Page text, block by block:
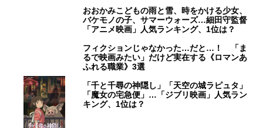
おおかみこどもの雨と雪、時をかける少女、
バケモノの子、サマーウォーズ…細田守監督
「アニメ映画」人気ランキング、1位は？
フィクションじゃなかった…だと…！ 「ま
るで映画みたい」だけど実在する《ロマンあ
ふれる職業》3選
「千と千尋の神隠し」「天空の城ラピュタ」
「魔女の宅急便」…「ジブリ映画」人気ラン
キング、1位は？